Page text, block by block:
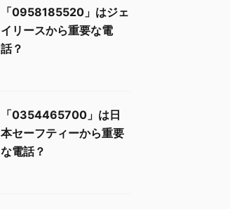
「0958185520」はジェ
イリースから重要な電
話？
「0354465700」は日
本セーフティーから重要
な電話？